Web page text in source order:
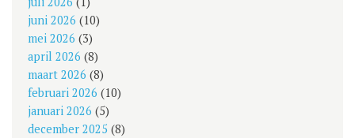
juni 2026 (10)
mei 2026 (3)
april 2026 (8)
maart 2026 (8)
februari 2026 (10)
januari 2026 (5)
december 2025 (8)